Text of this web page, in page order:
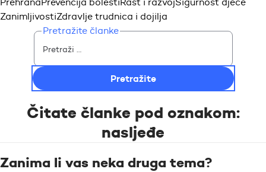
ZanimljivostiZdravlje trudnica i dojilja
Pretražite članke
Čitate članke pod oznakom:
nasljeđe
Zanima li vas neka druga tema?